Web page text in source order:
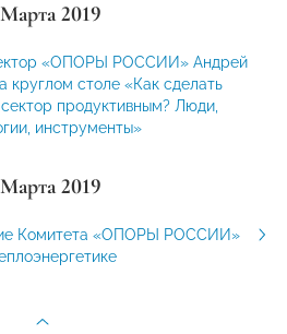
2019
«ОПОРЫ РОССИИ» Андрей
круглом столе «Как сделать
продуктивным? Люди,
инструменты»
2019
Комитета «ОПОРЫ РОССИИ»